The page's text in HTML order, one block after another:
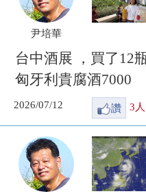
尹培華
台中酒展 ，買了12
匈牙利貴腐酒7000
2026/07/12 讚 3人